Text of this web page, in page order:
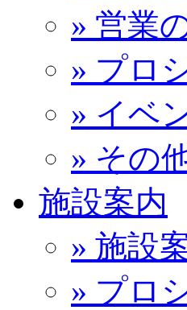
» 営業
» プロ
» イベ
» その
施設案内
» 施設
» プロ